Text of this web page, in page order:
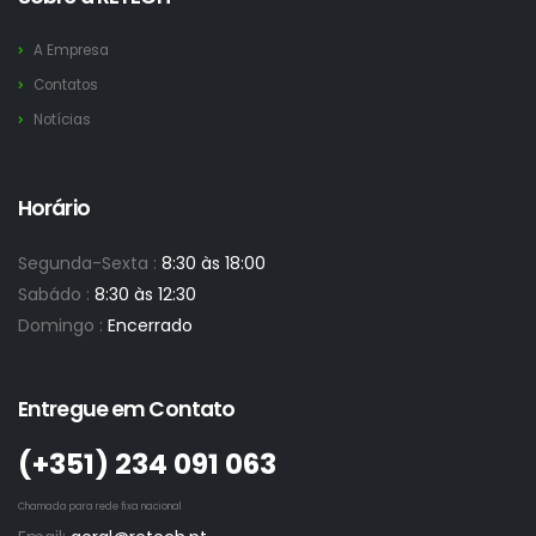
A Empresa
Contatos
Notícias
Horário
Segunda-Sexta : 8:30 às 18:00
Sabádo : 8:30 às 12:30
Domingo : Encerrado
Entregue em Contato
(+351)­ 234 091 063
Chamada para rede fixa nacional